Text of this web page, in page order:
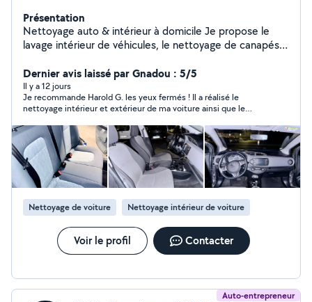
Présentation
Nettoyage auto & intérieur à domicile Je propose le
lavage intérieur de véhicules, le nettoyage de canapés,
propre et soigné Produits adaptés & respectueux
Dernier avis laissé par Gnadou : 5/5
Il y a 12 jours
Je recommande Harold G. les yeux fermés ! Il a réalisé le
nettoyage intérieur et extérieur de ma voiture ainsi que le
soigné et réalisé avec beaucoup de professionnalisme. En plus
d’être très serviable, il est souriant, ponctuel et à l’écoute. Je
suis entièrement satisfaite du résultat et je n’hésiterai pas à
refaire appel à lui. Merci encore pour cet excellent travail !
Nettoyage de voiture Nettoyage intérieur de voiture
Voir le profil Contacter
Auto-entrepreneur